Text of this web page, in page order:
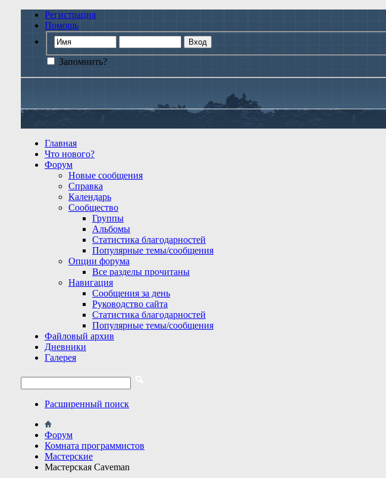
Регистрация
Помощь
Запомнить?
Главная
Что нового?
Форум
Новые сообщения
Справка
Календарь
Сообщество
Группы
Альбомы
Статистика благодарностей
Популярные темы/сообщения
Опции форума
Все разделы прочитаны
Навигация
Сообщения за день
Руководство сайта
Статистика благодарностей
Популярные темы/сообщения
Файловый архив
Дневники
Галерея
Расширенный поиск
Форум
Комната программистов
Мастерские
Мастерская Сaveman